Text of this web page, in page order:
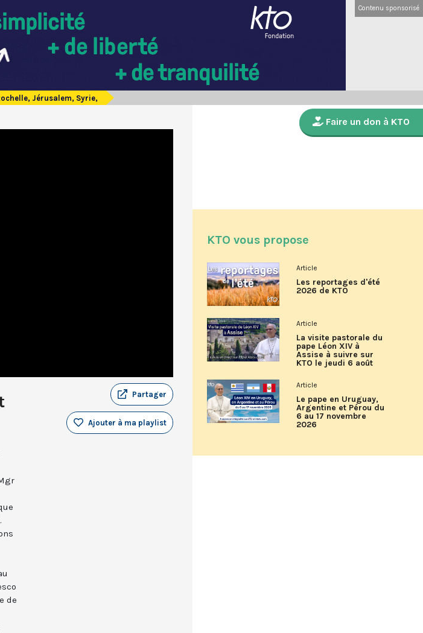
Contenu sponsorisé
Jérusalem, Syrie,
Partager
Ajouter à ma playlist
de
Faire un don à KTO
KTO vous propose
Article
Les reportages d'été
2026 de KTO
Article
La visite pastorale du
pape Léon XIV à
Assise à suivre sur
KTO le jeudi 6 août
Article
Le pape en Uruguay,
Argentine et Pérou du
6 au 17 novembre
2026